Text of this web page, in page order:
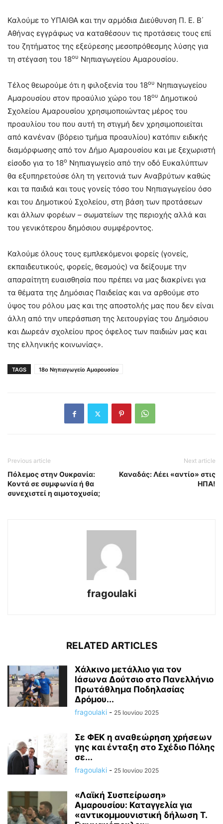
Καλούμε το ΥΠΑΙΘΑ και την αρμόδια Διεύθυνση Π. Ε. Β΄
Αθήνας εγγράφως να καταθέσουν τις προτάσεις τους επί
του ζητήματος της εξεύρεσης μεσοπρόθεσμης λύσης για
τη στέγαση του 18ου Νηπιαγωγείου Αμαρουσίου.
Τέλος θεωρούμε ότι η φιλοξενία του 18ου Νηπιαγωγείου
Αμαρουσίου στον προαύλιο χώρο του 18ου Δημοτικού
Σχολείου Αμαρουσίου χρησιμοποιώντας μέρος του
προαυλίου του που αυτή τη στιγμή δεν χρησιμοποιείται
από κανέναν (βόρειο τμήμα προαυλίου) κατόπιν ειδικής
διαμόρφωσης από τον Δήμο Αμαρουσίου και με ξεχωριστή
είσοδο για το 18ο Νηπιαγωγείο από την οδό Ευκαλύπτων
θα εξυπηρετούσε όλη τη γειτονιά των Αναβρύτων καθώς
και τα παιδιά και τους γονείς τόσο του Νηπιαγωγείου όσο
και του Δημοτικού Σχολείου, στη βάση των προτάσεων
και άλλων φορέων – σωματείων της περιοχής αλλά και
του γενικότερου δημόσιου συμφέροντος.
Καλούμε όλους τους εμπλεκόμενοι φορείς (γονείς,
εκπαιδευτικούς, φορείς, θεσμούς) να δείξουμε την
απαραίτητη ευαισθησία που πρέπει να μας διακρίνει για
τα θέματα της Δημόσιας Παιδείας και να αρθούμε στο
ύψος του ρόλου μας και της αποστολής μας που δεν είναι
άλλη από την υπεράσπιση της λειτουργίας του Δημόσιου
και Δωρεάν σχολείου προς όφελος των παιδιών μας και
της ελληνικής κοινωνίας».
TAGS 18ο Νηπιαγωγείο Αμαρουσίου
Previous article
Πόλεμος στην Ουκρανία:
Κοντά σε συμφωνία ή θα
συνεχιστεί η αιμοτοχυσία;
Next article
Καναδάς: Λέει «αντίο» στις
ΗΠΑ!
fragoulaki
RELATED ARTICLES
Χάλκινο μετάλλιο για τον
Ιάσωνα Δούτσιο στο Πανελλήνιο
Πρωτάθλημα Ποδηλασίας
Δρόμου...
fragoulaki - 25 Ιουνίου 2025
Σε ΦΕΚ η αναθεώρηση χρήσεων
γης και ένταξη στο Σχέδιο Πόλης
σε...
fragoulaki - 25 Ιουνίου 2025
«Λαϊκή Συσπείρωση»
Αμαρουσίου: Καταγγελία για
«αντικομμουνιστική δήλωση Τ.